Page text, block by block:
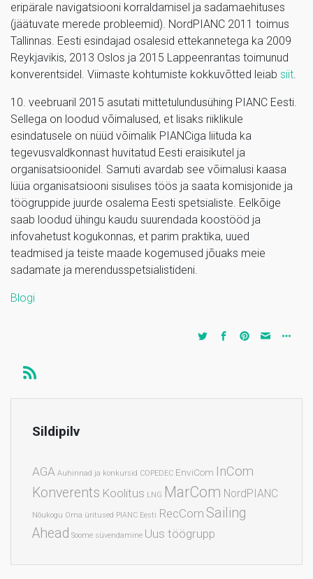
eripärale navigatsiooni korraldamisel ja sadamaehituses
(jäätuvate merede probleemid). NordPIANC 2011 toimus
Tallinnas. Eesti esindajad osalesid ettekannetega ka 2009
Reykjavikis, 2013 Oslos ja 2015 Lappeenrantas toimunud
konverentsidel. Viimaste kohtumiste kokkuvõtted leiab siit.
10. veebruaril 2015 asutati mittetulundusühing PIANC Eesti.
Sellega on loodud võimalused, et lisaks riiklikule
esindatusele on nüüd võimalik PIANCiga liituda ka
tegevusvaldkonnast huvitatud Eesti eraisikutel ja
organisatsioonidel. Samuti avardab see võimalusi kaasa
lüüa organisatsiooni sisulises töös ja saata komisjonide ja
töögruppide juurde osalema Eesti spetsialiste. Eelkõige
saab loodud ühingu kaudu suurendada koostööd ja
infovahetust kogukonnas, et parim praktika, uued
teadmised ja teiste maade kogemused jõuaks meie
sadamate ja merendusspetsialistideni.
Blogi
Sildipilv
AGA Auhinnad ja konkursid COPEDEC EnviCom InCom
Konverents Koolitus LNG MarCom NordPIANC
Nõukogu Oma üritused PIANC Eesti RecCom Sailing
Ahead Soome süvendamine Uus töögrupp